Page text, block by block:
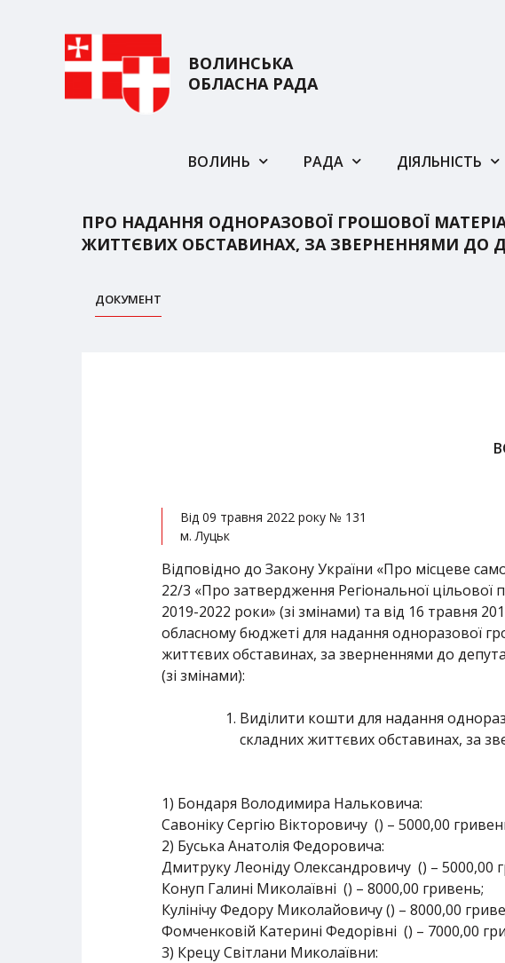
ВОЛИНСЬКА
ОБЛАСНА РАДА
ВОЛИНЬ РАДА ДІЯЛЬНІСТЬ
ПРО НАДАННЯ ОДНОРАЗОВОЇ ГРОШОВОЇ
ЖИТТЄВИХ ОБСТАВИНАХ, ЗА ЗВЕРНЕННЯМИ ДО
ДОКУМЕНТ
Від 09 травня 2022 року № 131
м. Луцьк
Відповідно до Закону України «Про місцеве
22/3 «Про затвердження Регіональної цільової
2019-2022 роки» (зі змінами) та від 16 травня
обласному бюджеті для надання одноразової
життєвих обставинах, за зверненнями до
(зі змінами):
Виділити кошти для надання
складних життєвих обставинах, за
1) Бондаря Володимира Нальковича:
Савоніку Сергію Вікторовичу () – 5000,00
2) Буська Анатолія Федоровича:
Дмитруку Леоніду Олександровичу () – 5000,00
Конуп Галині Миколаївні () – 8000,00 гривень;
Кулінічу Федору Миколайовичу () – 8000,00
Фомченковій Катерині Федорівні () – 7000,00
3) Крецу Світлани Миколаївни: